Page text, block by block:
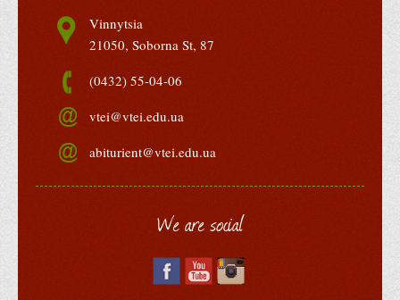
Менеджменту та публічного управління
Інноваційної економіки та цифрових технологій
Психології
Права
Обліку та оподаткування
Реклами та зв'язків з громадськістю
Наукової роботи та міжнародної співпраці
Vinnytsia
21050, Soborna St, 87
(0432) 55-04-06
vtei@vtei.edu.ua
abiturient@vtei.edu.ua
We are social